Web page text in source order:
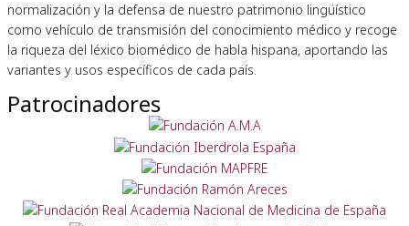
normalización y la defensa de nuestro patrimonio lingüístico
como vehículo de transmisión del conocimiento médico y recoge
la riqueza del léxico biomédico de habla hispana, aportando las
variantes y usos específicos de cada país.
Patrocinadores